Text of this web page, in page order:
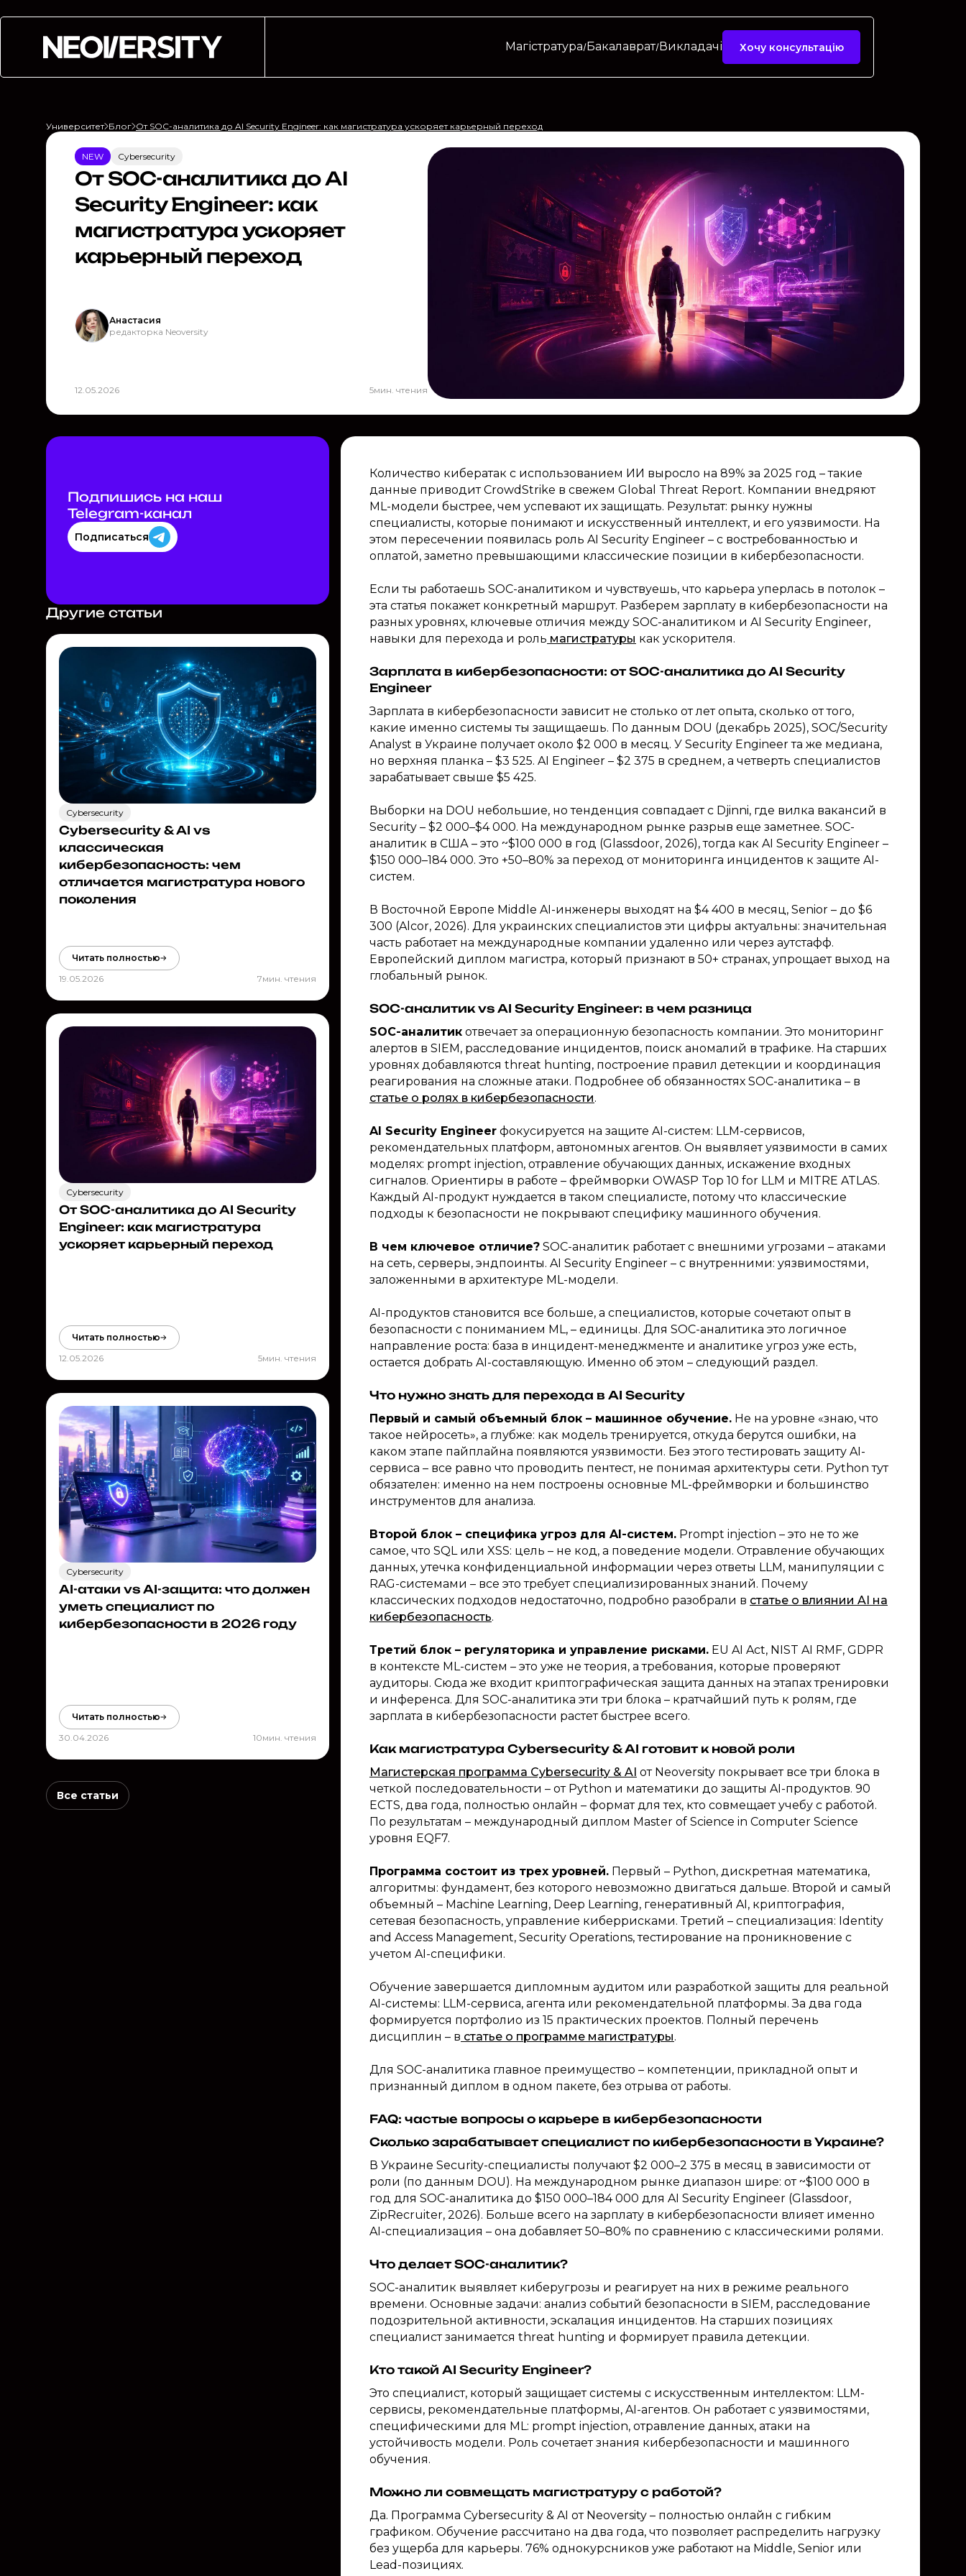
Магістратура Бакалаврат Викладачі Хочу консультацію
Университет Блог От SOC-аналитика до AI Security Engineer: как магистратура ускоряет карьерный переход
NEW Cybersecurity
От SOC-аналитика до AI
Security Engineer: как
магистратура ускоряет
карьерный переход
Анастасия
редакторка Neoversity
12.05.2026 5мин. чтения
Подпишись на наш
Telegram-канал
Подписаться
Другие статьи
Cybersecurity
Cybersecurity & AI vs
классическая
кибербезопасность: чем
отличается магистратура нового
поколения
Читать полностью
19.05.2026
7мин. чтения
Cybersecurity
От SOC-аналитика до AI Security
Engineer: как магистратура
ускоряет карьерный переход
Читать полностью
12.05.2026
5мин. чтения
Cybersecurity
AI-атаки vs AI-защита: что должен
уметь специалист по
кибербезопасности в 2026 году
Читать полностью
30.04.2026
10мин. чтения
Все статьи
Количество кибератак с использованием ИИ выросло на 89% за 2025 год – такие
данные приводит CrowdStrike в свежем Global Threat Report. Компании внедряют
ML-модели быстрее, чем успевают их защищать. Результат: рынку нужны
специалисты, которые понимают и искусственный интеллект, и его уязвимости. На
этом пересечении появилась роль AI Security Engineer – с востребованностью и
оплатой, заметно превышающими классические позиции в кибербезопасности.
Если ты работаешь SOC-аналитиком и чувствуешь, что карьера уперлась в потолок –
эта статья покажет конкретный маршрут. Разберем зарплату в кибербезопасности на
разных уровнях, ключевые отличия между SOC-аналитиком и AI Security Engineer,
навыки для перехода и роль магистратуры как ускорителя.
Зарплата в кибербезопасности: от SOC-аналитика до AI Security
Engineer
Зарплата в кибербезопасности зависит не столько от лет опыта, сколько от того,
какие именно системы ты защищаешь. По данным DOU (декабрь 2025), SOC/Security
Analyst в Украине получает около $2 000 в месяц. У Security Engineer та же медиана,
но верхняя планка – $3 525. AI Engineer – $2 375 в среднем, а четверть специалистов
зарабатывает свыше $5 425.
Выборки на DOU небольшие, но тенденция совпадает с Djinni, где вилка вакансий в
Security – $2 000–$4 000. На международном рынке разрыв еще заметнее. SOC-
аналитик в США – это ~$100 000 в год (Glassdoor, 2026), тогда как AI Security Engineer –
$150 000–184 000. Это +50–80% за переход от мониторинга инцидентов к защите AI-
систем.
В Восточной Европе Middle AI-инженеры выходят на $4 400 в месяц, Senior – до $6
300 (Alcor, 2026). Для украинских специалистов эти цифры актуальны: значительная
часть работает на международные компании удаленно или через аутстафф.
Европейский диплом магистра, который признают в 50+ странах, упрощает выход на
глобальный рынок.
SOC-аналитик vs AI Security Engineer: в чем разница
SOC-аналитик отвечает за операционную безопасность компании. Это мониторинг
алертов в SIEM, расследование инцидентов, поиск аномалий в трафике. На старших
уровнях добавляются threat hunting, построение правил детекции и координация
реагирования на сложные атаки. Подробнее об обязанностях SOC-аналитика – в
статье о ролях в кибербезопасности.
AI Security Engineer фокусируется на защите AI-систем: LLM-сервисов,
рекомендательных платформ, автономных агентов. Он выявляет уязвимости в самих
моделях: prompt injection, отравление обучающих данных, искажение входных
сигналов. Ориентиры в работе – фреймворки OWASP Top 10 for LLM и MITRE ATLAS.
Каждый AI-продукт нуждается в таком специалисте, потому что классические
подходы к безопасности не покрывают специфику машинного обучения.
В чем ключевое отличие? SOC-аналитик работает с внешними угрозами – атаками
на сеть, серверы, эндпоинты. AI Security Engineer – с внутренними: уязвимостями,
заложенными в архитектуре ML-модели.
AI-продуктов становится все больше, а специалистов, которые сочетают опыт в
безопасности с пониманием ML, – единицы. Для SOC-аналитика это логичное
направление роста: база в инцидент-менеджменте и аналитике угроз уже есть,
остается добрать AI-составляющую. Именно об этом – следующий раздел.
Что нужно знать для перехода в AI Security
Первый и самый объемный блок – машинное обучение. Не на уровне «знаю, что
такое нейросеть», а глубже: как модель тренируется, откуда берутся ошибки, на
каком этапе пайплайна появляются уязвимости. Без этого тестировать защиту AI-
сервиса – все равно что проводить пентест, не понимая архитектуры сети. Python тут
обязателен: именно на нем построены основные ML-фреймворки и большинство
инструментов для анализа.
Второй блок – специфика угроз для AI-систем. Prompt injection – это не то же
самое, что SQL или XSS: цель – не код, а поведение модели. Отравление обучающих
данных, утечка конфиденциальной информации через ответы LLM, манипуляции с
RAG-системами – все это требует специализированных знаний. Почему
классических подходов недостаточно, подробно разобрали в статье о влиянии AI на
кибербезопасность.
Третий блок – регуляторика и управление рисками. EU AI Act, NIST AI RMF, GDPR
в контексте ML-систем – это уже не теория, а требования, которые проверяют
аудиторы. Сюда же входит криптографическая защита данных на этапах тренировки
и инференса. Для SOC-аналитика эти три блока – кратчайший путь к ролям, где
зарплата в кибербезопасности растет быстрее всего.
Как магистратура Cybersecurity & AI готовит к новой роли
Магистерская программа Cybersecurity & AI от Neoversity покрывает все три блока в
четкой последовательности – от Python и математики до защиты AI-продуктов. 90
ECTS, два года, полностью онлайн – формат для тех, кто совмещает учебу с работой.
По результатам – международный диплом Master of Science in Computer Science
уровня EQF7.
Программа состоит из трех уровней. Первый – Python, дискретная математика,
алгоритмы: фундамент, без которого невозможно двигаться дальше. Второй и самый
объемный – Machine Learning, Deep Learning, генеративный AI, криптография,
сетевая безопасность, управление киберрисками. Третий – специализация: Identity
and Access Management, Security Operations, тестирование на проникновение с
учетом AI-специфики.
Обучение завершается дипломным аудитом или разработкой защиты для реальной
AI-системы: LLM-сервиса, агента или рекомендательной платформы. За два года
формируется портфолио из 15 практических проектов. Полный перечень
дисциплин – в статье о программе магистратуры.
Для SOC-аналитика главное преимущество – компетенции, прикладной опыт и
признанный диплом в одном пакете, без отрыва от работы.
FAQ: частые вопросы о карьере в кибербезопасности
Сколько зарабатывает специалист по кибербезопасности в Украине?
В Украине Security-специалисты получают $2 000–2 375 в месяц в зависимости от
роли (по данным DOU). На международном рынке диапазон шире: от ~$100 000 в
год для SOC-аналитика до $150 000–184 000 для AI Security Engineer (Glassdoor,
ZipRecruiter, 2026). Больше всего на зарплату в кибербезопасности влияет именно
AI-специализация – она добавляет 50–80% по сравнению с классическими ролями.
Что делает SOC-аналитик?
SOC-аналитик выявляет киберугрозы и реагирует на них в режиме реального
времени. Основные задачи: анализ событий безопасности в SIEM, расследование
подозрительной активности, эскалация инцидентов. На старших позициях
специалист занимается threat hunting и формирует правила детекции.
Кто такой AI Security Engineer?
Это специалист, который защищает системы с искусственным интеллектом: LLM-
сервисы, рекомендательные платформы, AI-агентов. Он работает с уязвимостями,
специфическими для ML: prompt injection, отравление данных, атаки на
устойчивость модели. Роль сочетает знания кибербезопасности и машинного
обучения.
Можно ли совмещать магистратуру с работой?
Да. Программа Cybersecurity & AI от Neoversity – полностью онлайн с гибким
графиком. Обучение рассчитано на два года, что позволяет распределить нагрузку
без ущерба для карьеры. 76% однокурсников уже работают на Middle, Senior или
Lead-позициях.